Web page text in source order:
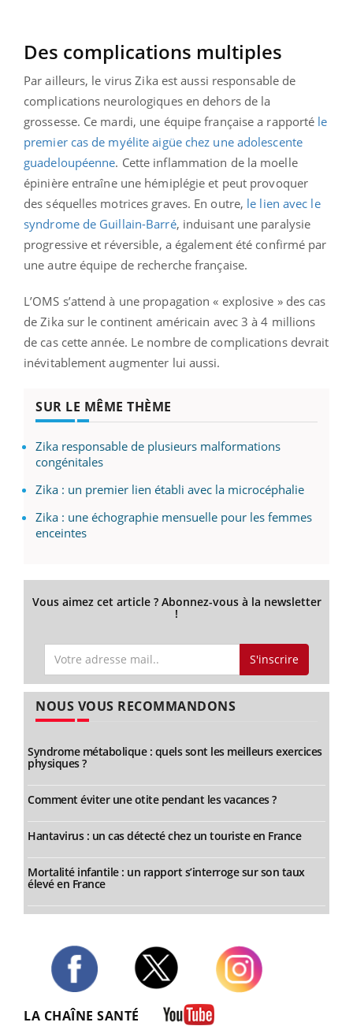
Des complications multiples
Par ailleurs, le virus Zika est aussi responsable de
complications neurologiques en dehors de la
grossesse. Ce mardi, une équipe française a rapporté le
premier cas de myélite aigüe chez une adolescente
guadeloupéenne. Cette inflammation de la moelle
épinière entraîne une hémiplégie et peut provoquer
des séquelles motrices graves. En outre, le lien avec le
syndrome de Guillain-Barré, induisant une paralysie
progressive et réversible, a également été confirmé par
une autre équipe de recherche française.
L’OMS s’attend à une propagation « explosive » des cas
de Zika sur le continent américain avec 3 à 4 millions
de cas cette année. Le nombre de complications devrait
inévitablement augmenter lui aussi.
SUR LE MÊME THÈME
Zika responsable de plusieurs malformations
congénitales
Zika : un premier lien établi avec la microcéphalie
Zika : une échographie mensuelle pour les femmes
enceintes
Vous aimez cet article ? Abonnez-vous à la newsletter
!
S'inscrire
NOUS VOUS RECOMMANDONS
Syndrome métabolique : quels sont les meilleurs exercices
physiques ?
Comment éviter une otite pendant les vacances ?
Hantavirus : un cas détecté chez un touriste en France
Mortalité infantile : un rapport s’interroge sur son taux
élevé en France
LA CHAÎNE SANTÉ